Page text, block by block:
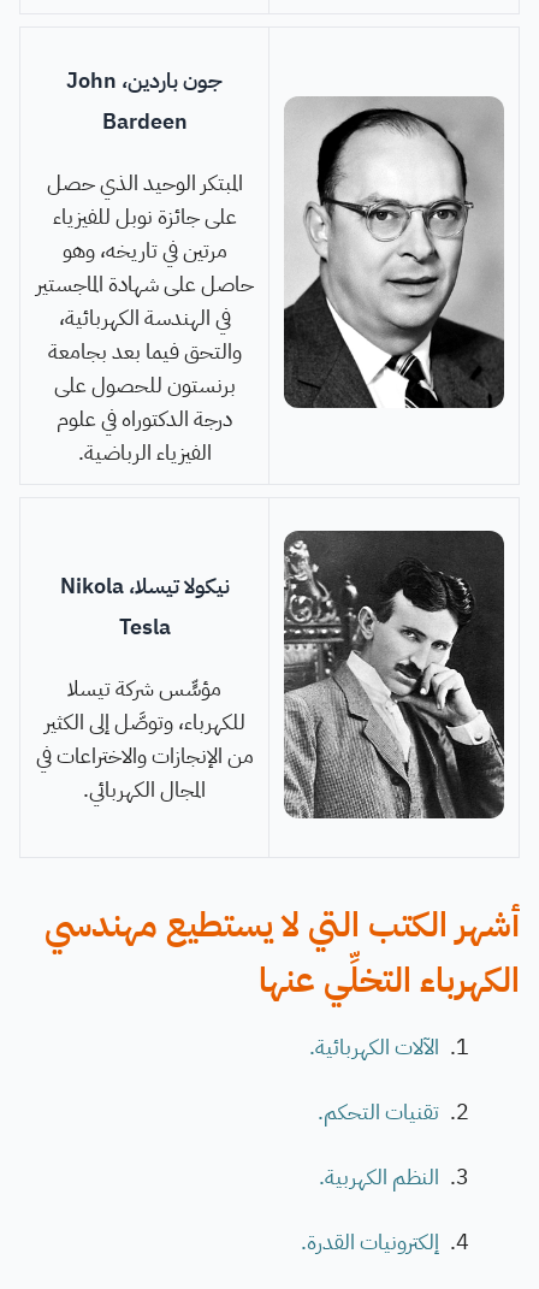
جون باردين، John
Bardeen
المبتكر الوحيد الذي حصل
على جائزة نوبل للفيزياء
مرتين في تاريخه، وهو
حاصل على شهادة الماجستير
في الهندسة الكهربائية،
والتحق فيما بعد بجامعة
برنستون للحصول على
درجة الدكتوراه في علوم
الفيزياء الرباضية.
نيكولا تيسلا، Nikola
Tesla
مؤسٍّس شركة تيسلا
للكهرباء، وتوصَّل إلى الكثير
من الإنجازات والاختراعات في
المجال الكهربائي.
أشهر الكتب التي لا يستطيع مهندسي
الكهرباء التخلِّي عنها
الآلات الكهربائية.
تقنيات التحكم.
النظم الكهربية.
إلكترونيات القدرة.